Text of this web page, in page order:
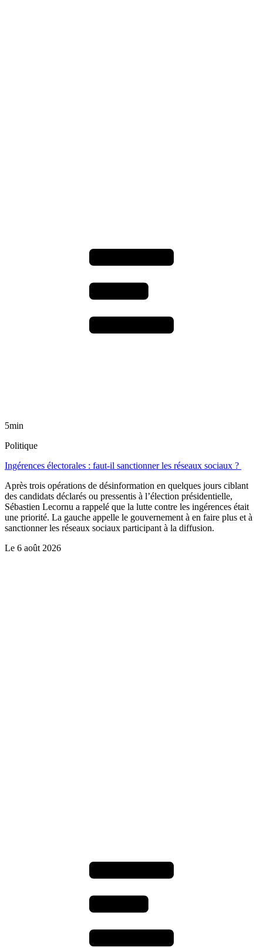
5min
Politique
Ingérences électorales : faut-il sanctionner les réseaux sociaux ?
Après trois opérations de désinformation en quelques jours ciblant
des candidats déclarés ou pressentis à l’élection présidentielle,
Sébastien Lecornu a rappelé que la lutte contre les ingérences était
une priorité. La gauche appelle le gouvernement à en faire plus et à
sanctionner les réseaux sociaux participant à la diffusion.
Le 6 août 2026